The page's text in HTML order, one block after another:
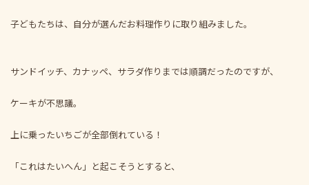
子どもたちは、自分が選んだお料理作りに取り組みました。
サンドイッチ、カナッペ、サラダ作りまでは順調だったのですが、
ケーキが不思議。
上に乗ったいちごが全部倒れている！
「これはたいへん」と起こそうとすると、